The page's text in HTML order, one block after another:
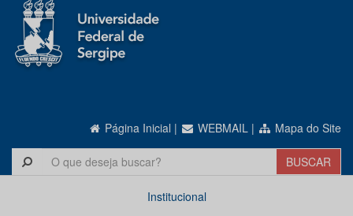
Página Inicial | WEBMAIL | Mapa do Site
Institucional